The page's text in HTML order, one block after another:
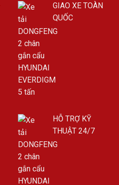
GIAO XE TOÀN
QUỐC
HỖ TRỢ KỸ
THUẬT 24/7